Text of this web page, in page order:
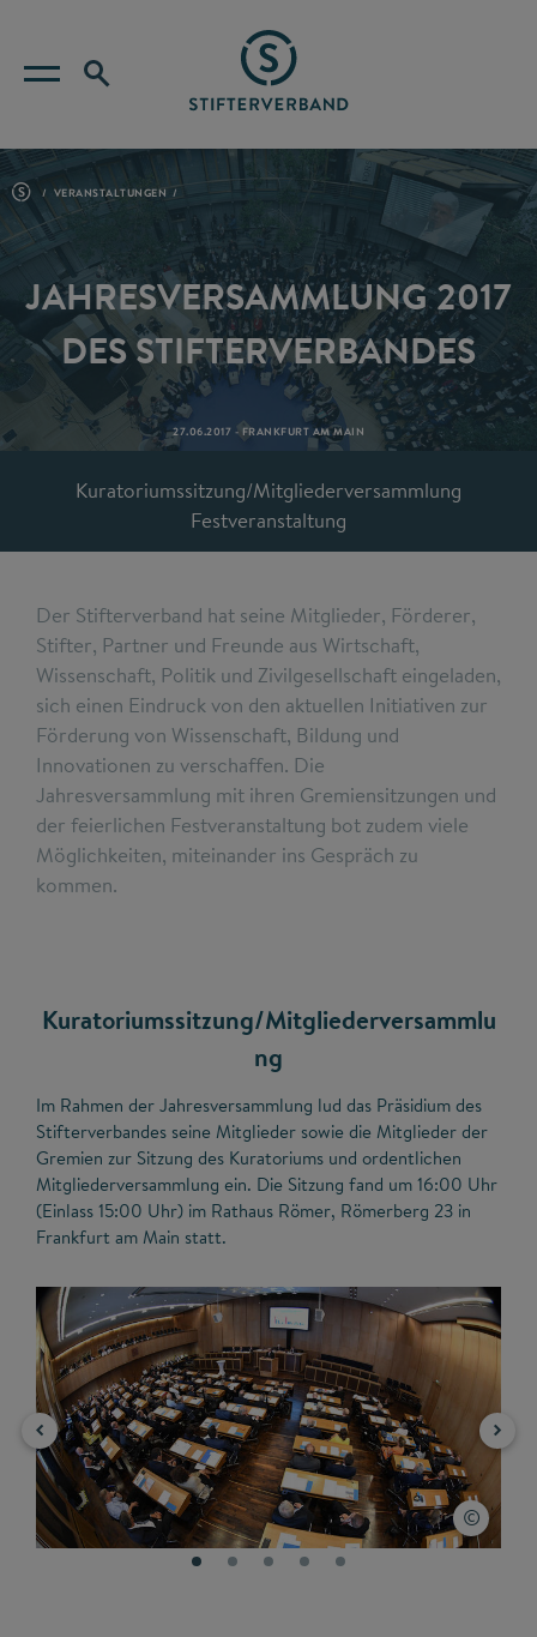
VERANSTALTUNGEN
JAHRESVERSAMMLUNG 2017
DES STIFTERVERBANDES
27.06.2017 - FRANKFURT AM MAIN
Kuratoriumssitzung/Mitgliederversammlung
Festveranstaltung
Der Stifterverband hat seine Mitglieder, Förderer,
Stifter, Partner und Freunde aus Wirtschaft,
Wissenschaft, Politik und Zivilgesellschaft eingeladen,
sich einen Eindruck von den aktuellen Initiativen zur
Förderung von Wissenschaft, Bildung und
Innovationen zu verschaffen. Die
Jahresversammlung mit ihren Gremiensitzungen und
der feierlichen Festveranstaltung bot zudem viele
Möglichkeiten, miteinander ins Gespräch zu
kommen.
Kuratoriumssitzung/Mitgliederversammlu
ng
Im Rahmen der Jahresversammlung lud das Präsidium des
Stifterverbandes seine Mitglieder sowie die Mitglieder der
Gremien zur Sitzung des Kuratoriums und ordentlichen
Mitgliederversammlung ein. Die Sitzung fand um 16:00 Uhr
(Einlass 15:00 Uhr) im Rathaus Römer, Römerberg 23 in
Frankfurt am Main statt.